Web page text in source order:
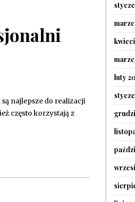
najlepsze do realizacji
często korzystają z
luty